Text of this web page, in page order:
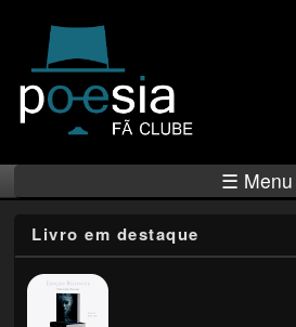
☰ Menu
Livro em destaque